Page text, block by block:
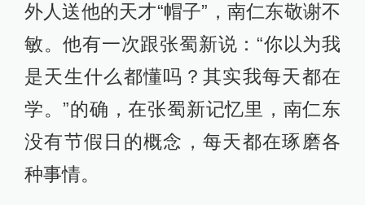
外人送他的天才“帽子”，南仁东敬谢不
敏。他有一次跟张蜀新说：“你以为我
是天生什么都懂吗？其实我每天都在
学。”的确，在张蜀新记忆里，南仁东
没有节假日的概念，每天都在琢磨各
种事情。